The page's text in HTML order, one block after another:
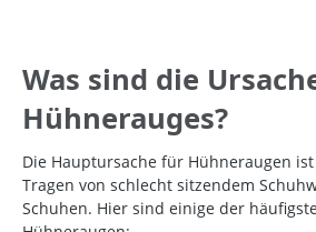
Was sind die
Hühnerauges?
Die Hauptursache für Hühneraugen
Tragen von schlecht sitzendem
Schuhen. Hier sind einige der